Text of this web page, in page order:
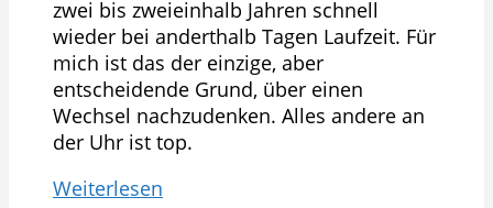
zwei bis zweieinhalb Jahren schnell
wieder bei anderthalb Tagen Laufzeit. Für
mich ist das der einzige, aber
entscheidende Grund, über einen
Wechsel nachzudenken. Alles andere an
der Uhr ist top.
Weiterlesen